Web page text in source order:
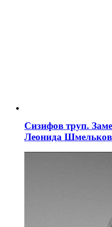
Сизифов труп.
Леонида